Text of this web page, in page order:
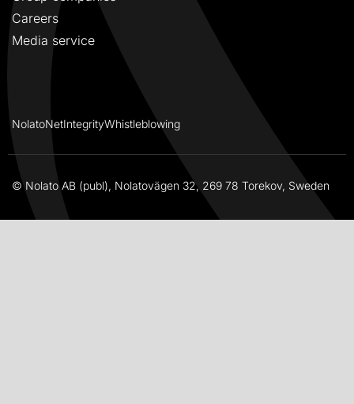
Careers
Media service
NolatoNetIntegrityWhistleblowing
© Nolato AB (publ), Nolatovägen 32, 269 78 Torekov, Sweden